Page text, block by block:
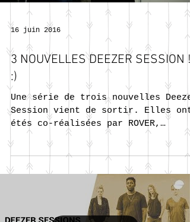
16 juin 2016
3 NOUVELLES DEEZER SESSION !!
:)
Une série de trois nouvelles
Session vient de sortir. Elles ont
étés co-réalisées par ROVER,
DOMINIQUE A et BERTRAND BELIN....